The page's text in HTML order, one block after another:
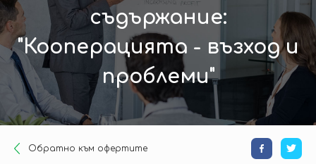
съдържание:
"Кооперацията - възход и
проблеми"
Oбратно към офертите